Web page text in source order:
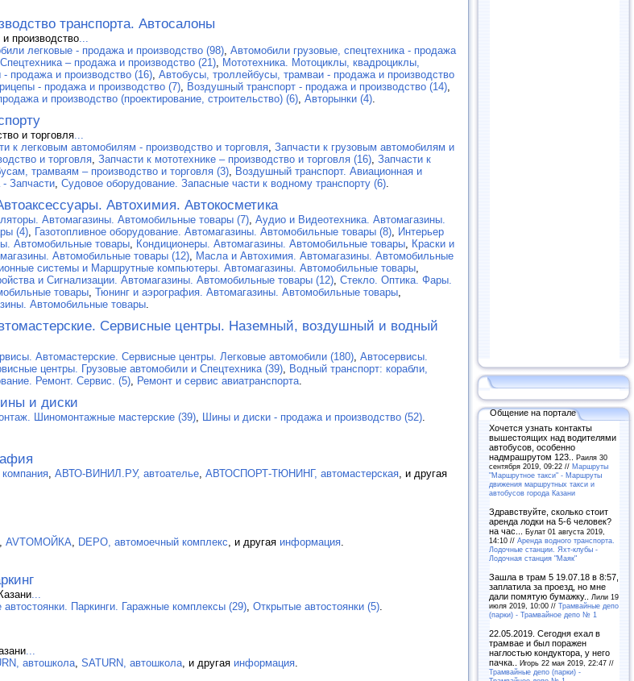
транспорта. Автосалоны
и производство
легковые - продажа и производство (98) Автомобили грузовые, спецтехника - продажа
Спецтехника – продажа и производство (21)
Мототехника. Мотоциклы, квадроциклы,
продажа и производство (16) Автобусы, троллейбусы, трамваи - продажа и производство
- продажа и производство (7) Воздушный транспорт - продажа и производство (14)
и производство (проектирование, строительство) (6) Авторынки (4)
и торговля
к легковым автомобилям - производство и торговля Запчасти к грузовым автомобилям и
и торговля Запчасти к мототехнике – производство и торговля (16) Запчасти к
трамваям – производство и торговля (3)
Воздушный транспорт. Авиационная и
- Запчасти Судовое оборудование. Запасные части к водному транспорту (6)
Автохимия. Автокосметика
Автомагазины. Автомобильные товары (7) Аудио и Видеотехника. Автомагазины.
(4)
Газотопливное оборудование. Автомагазины. Автомобильные товары (8)
Интерьер
Автомобильные товары
Кондиционеры. Автомагазины. Автомобильные товары
Краски и
Автомобильные товары (12)
Масла и Автохимия. Автомагазины. Автомобильные
системы и Маршрутные компьютеры. Автомагазины. Автомобильные товары
и Сигнализации. Автомагазины. Автомобильные товары (12) Cтекло. Оптика. Фары.
товары Тюнинг и аэрография. Автомагазины. Автомобильные товары
Автомобильные товары
Сервисные центры. Наземный, воздушный и водный
Автомастерские. Сервисные центры. Легковые автомобили (180) Автосервисы.
центры. Грузовые автомобили и Спецтехника (39)
Водный транспорт: корабли,
Ремонт. Сервис. (5)
Ремонт и сервис авиатранспорта
и диски
Шиномонтажные мастерские (39) Шины и диски - продажа и производство (52)
АВТО-ВИНИЛ.РУ, автоателье АВТОСПОРТ-ТЮНИНГ, автомастерская , и другая
AVTOМОЙКА DEPO, автомоечный комплекс , и другая информация
автостоянки. Паркинги. Гаражные комплексы (29) Открытые автостоянки (5)
автошкола SATURN, автошкола , и другая информация
Общение на портале
Хочется узнать контакты
вышестоящих над водителями
автобусов, особенно
надмрашрутом 123.. Раиля 30
сентября 2019, 09:22 // Маршруты
"Маршрутное такси" - Маршруты
движения маршрутных такси и
автобусов города Казани
Здравствуйте, сколько стоит
аренда лодки на 5-6 человек?
на час... Булат 01 августа 2019,
14:10 // Аренда водного транспорта.
Лодочные станции. Яхт-клубы -
Лодочная станция "Маяк"
Зашла в трам 5 19.07.18 в 8:57,
заплатила за проезд, но мне
дали помятую бумажку..
Лили 19
июля 2019, 10:00 // Трамвайные депо
(парки) - Трамвайное депо № 1
22.05.2019. Сегодня ехал в
трамвае и был поражен
наглостью кондуктора, у него
пачка.. Игорь 22 мая 2019, 22:47 //
Трамвайные депо (парки) -